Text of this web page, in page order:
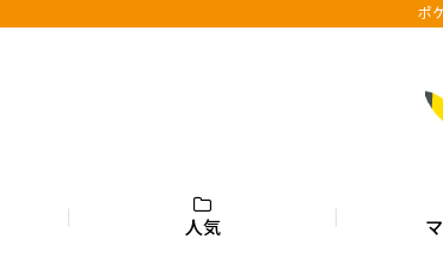
ポ
人気